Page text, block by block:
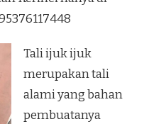
PANGKALAN
Tali ijuk ijuk
merupakan tali
alami yang bahan
pembuatanya